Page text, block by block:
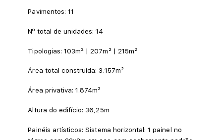
Pavimentos: 11
Nº total de unidades: 14
Tipologias: 103m² | 207m² | 215m²
Área total construída: 3.157m²
Área privativa: 1.874m²
Altura do edifício: 36,25m
Painéis artísticos: Sistema horizontal: 1 painel no